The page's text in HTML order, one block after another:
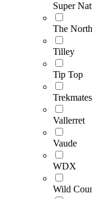
Super
The
Tilley
Tip Top
Trekmates
Vallerret
Vaude
WDX
Wild